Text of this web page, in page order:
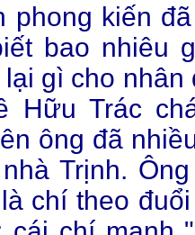
phong kiến
bao nhiêu
lại gì cho
Hữu Trác
ông đã
Trịnh.
chí theo